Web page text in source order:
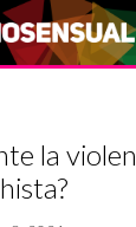
la